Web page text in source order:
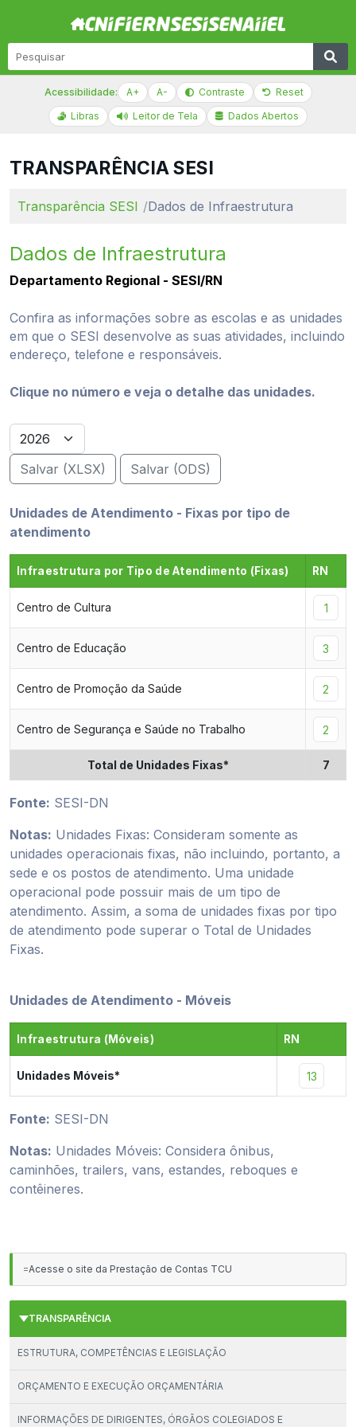
Acessibilidade: A+ A- Contraste
Reset
Libras
Leitor de Tela Dados Abertos
TRANSPARÊNCIA SESI
Transparência SESI Dados de Infraestrutura
Dados de Infraestrutura
Departamento Regional - SESI/RN
Confira as informações sobre as escolas e as unidades
em que o SESI desenvolve as suas atividades, incluindo
endereço, telefone e responsáveis.
Clique no número e veja o detalhe das unidades.
Salvar (XLSX) Salvar (ODS)
Unidades de Atendimento - Fixas por tipo de
atendimento
Infraestrutura por Tipo de Atendimento (Fixas) RN
Centro de Cultura 1
Centro de Educação 3
Centro de Promoção da Saúde 2
Centro de Segurança e Saúde no Trabalho 2
Total de Unidades Fixas* 7
Fonte: SESI-DN
Notas: Unidades Fixas: Consideram somente as
unidades operacionais fixas, não incluindo, portanto, a
sede e os postos de atendimento. Uma unidade
operacional pode possuir mais de um tipo de
atendimento. Assim, a soma de unidades fixas por tipo
de atendimento pode superar o Total de Unidades
Fixas.
Unidades de Atendimento - Móveis
Infraestrutura (Móveis) RN
Unidades Móveis* 13
Fonte: SESI-DN
Notas: Unidades Móveis: Considera ônibus,
caminhões, trailers, vans, estandes, reboques e
contêineres.
=Acesse o site da Prestação de Contas TCU
TRANSPARÊNCIA
ESTRUTURA, COMPETÊNCIAS E LEGISLAÇÃO
ORÇAMENTO E EXECUÇÃO ORÇAMENTÁRIA
INFORMAÇÕES DE DIRIGENTES, ÓRGÃOS COLEGIADOS E